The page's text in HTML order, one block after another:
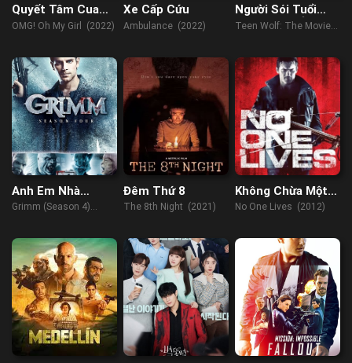
Quyết Tâm Cua
Em
OMG! Oh My Girl (2022)
Xe Cấp Cứu
Ambulance (2022)
Người Sói Tuổi
Teen (Điện Ảnh)
Teen Wolf: The Movie
Anh Em Nhà
Grimm (Phần 4)
Grimm (Season 4)
Đêm Thứ 8
The 8th Night (2021)
Không Chừa Một
Ai
No One Lives (2012)